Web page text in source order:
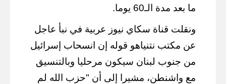
ما بعد مدة الـ60 يوما.
ونقلت قناة سكاي نيوز عربية في نبأ عاجل
عن مكتب نتنياهو قوله إن انسحاب إسرائيل
من جنوب لبنان سيكون مرحليا وبالتنسيق
مع واشنطن، مشيرا إلى أن "حزب الله لم